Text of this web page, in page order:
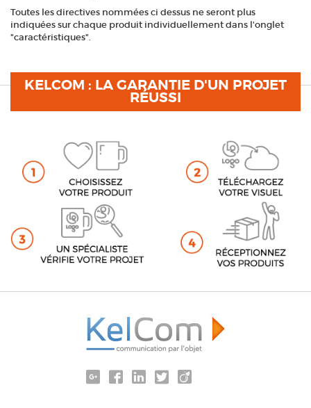
Toutes les directives nommées ci dessus ne seront plus
indiquées sur chaque produit individuellement dans l'onglet
"caractéristiques".
KELCOM : LA GARANTIE D'UN PROJET
RÉUSSI